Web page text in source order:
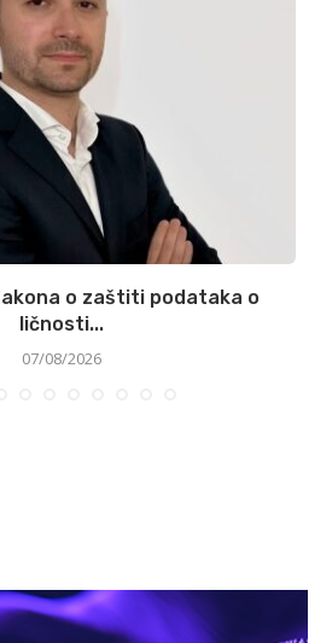
o zaštiti podataka o
ličnosti...
07/08/2026